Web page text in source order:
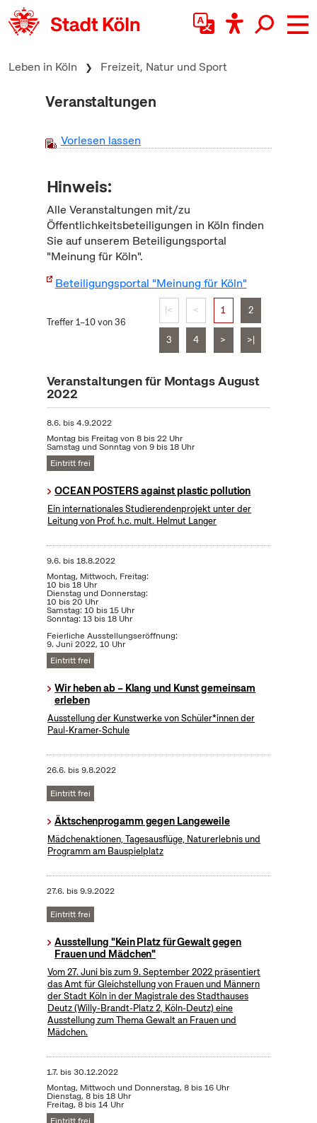
zum Inhalt springen
Leben in Köln Freizeit, Natur und Sport
Veranstaltungen
Vorlesen lassen
Hinweis:
Alle Veranstaltungen mit/zu
Öffentlichkeitsbeteiligungen in Köln finden
Sie auf unserem Beteiligungsportal
"Meinung für Köln".
Beteiligungsportal "Meinung für Köln"
Treffer 1–10 von 36
|< < 1 2
3 4 > >|
Veranstaltungen für Montags August
2022
8.6. bis4.9.2022
Montag bis Freitag von 8 bis 22 Uhr
Samstag und Sonntag von 9 bis 18 Uhr
Eintritt frei
OCEAN POSTERS against plastic pollution
Ein internationales Studierendenprojekt unter der
Leitung von Prof. h.c. mult. Helmut Langer
9.6. bis18.8.2022
Montag, Mittwoch, Freitag:
10 bis 18 Uhr
Dienstag und Donnerstag:
10 bis 20 Uhr
Samstag: 10 bis 15 Uhr
Sonntag: 13 bis 18 Uhr
Feierliche Ausstellungseröffnung:
9. Juni 2022, 10 Uhr
Eintritt frei
Wir heben ab – Klang und Kunst gemeinsam
erleben
Ausstellung der Kunstwerke von Schüler*innen der
Paul-Kramer-Schule
26.6. bis9.8.2022
Eintritt frei
Äktschenprogamm gegen Langeweile
Mädchenaktionen, Tagesausflüge, Naturerlebnis und
Programm am Bauspielplatz
27.6. bis9.9.2022
Eintritt frei
Ausstellung "Kein Platz für Gewalt gegen
Frauen und Mädchen"
Vom 27. Juni bis zum 9. September 2022 präsentiert
das Amt für Gleichstellung von Frauen und Männern
der Stadt Köln in der Magistrale des Stadthauses
Deutz (Willy-Brandt-Platz 2, Köln-Deutz) eine
Ausstellung zum Thema Gewalt an Frauen und
Mädchen.
1.7. bis30.12.2022
Montag, Mittwoch und Donnerstag, 8 bis 16 Uhr
Dienstag, 8 bis 18 Uhr
Freitag, 8 bis 14 Uhr